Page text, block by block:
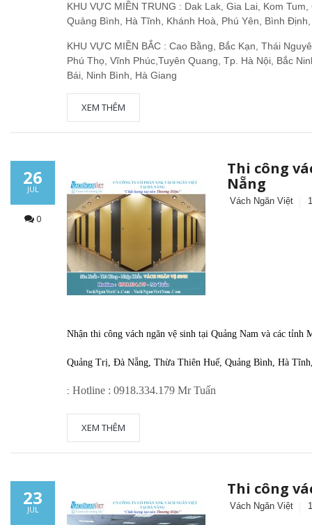
KHU VỰC MIỀN TRUNG : Dak Lak, Gia Lai, Kom
Quảng Bình, Hà Tĩnh, Khánh Hoà, Phú Yên, Bình
KHU VỰC MIỀN BẮC : Cao Bằng, Bắc Kạn, Thái
Phú Thọ, Vĩnh Phúc,Tuyên Quang, Tp. Hà Nội, Bắc
Bái, Ninh Bình, Hà Giang
XEM THÊM
26
JUL
0
Thi công
Nẵng
Vách Ngăn Việt
Nhận thi công vách ngăn vệ sinh tại Quảng Nam và các tỉnh
Quảng Trị, Đà Nẵng, Thừa Thiên Huế, Quảng Bình, Hà
: Hotline : 0918.334.179 Mr Tuấn
XEM THÊM
23
JUL
Thi công
Vách Ngăn Việt